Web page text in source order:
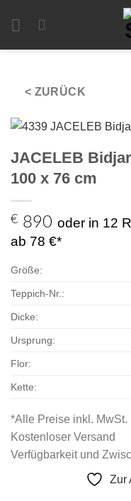
< ZURÜCK
JACELEB Bidjar
100 x 76 cm
€ 890 oder in 12
ab 78 €*
Größe:
Teppich-Nr.:
Dicke:
Ursprung:
Flor:
Kette:
*Alle Preise inkl. MwSt.
Kostenloser Versand
Verfügbarkeit und
Zur